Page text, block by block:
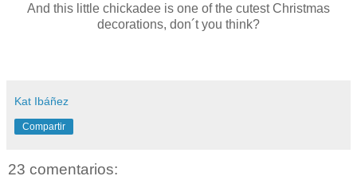
And this little chickadee is one of the cutest Christmas
decorations, don´t you think?
Kat Ibáñez
Compartir
23 comentarios: